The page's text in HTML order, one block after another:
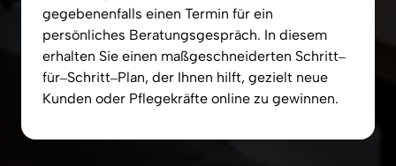
gegebenenfalls einen Termin für
persönliches Beratungsgespräch. In
erhalten Sie einen maßgeschneiderten Schritt‒
für‒Schritt‒Plan, der Ihnen hilft, gezielt
Kunden oder Pflegekräfte online zu gewinnen.